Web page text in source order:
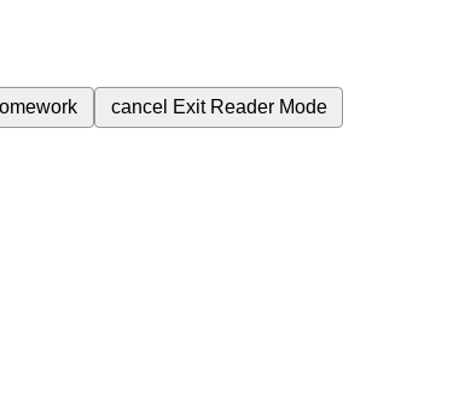
cancel Exit Reader Mode